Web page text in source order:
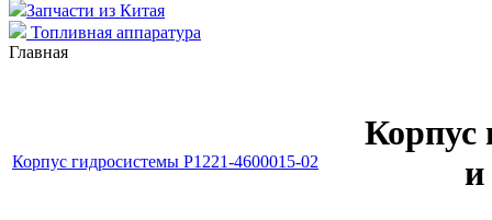
Запчасти из Китая
Топливная аппаратура
Главная
Корпус гидросистемы Р1221-4600015-02
Корпус
и